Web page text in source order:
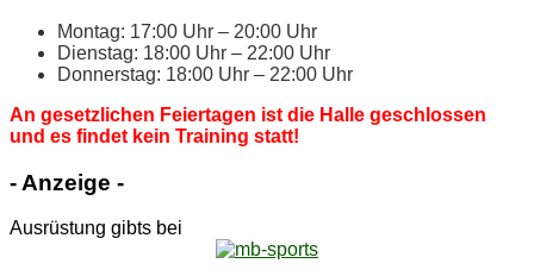
Mon­tag: 17:00 Uhr – 20:00 Uhr
Diens­tag: 18:00 Uhr – 22:00 Uhr
Don­ners­tag: 18:00 Uhr – 22:00 Uhr
An ge­setz­li­chen Fei­er­ta­gen ist die Hal­le ge­schlos­sen
und es fin­det kein Trai­ning statt!
- An­zei­ge -
Ausrüstung gibts bei